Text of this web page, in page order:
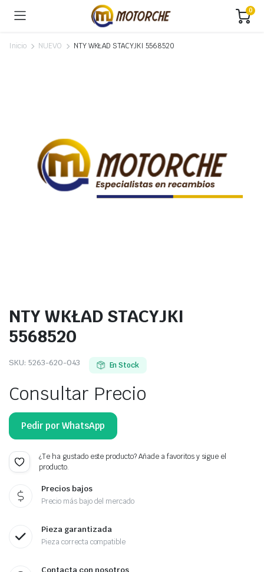
0
Inicio NUEVO NTY WKŁAD STACYJKI 5568520
NTY WKŁAD STACYJKI
5568520
SKU: 5263-620-043 En Stock
Consultar Precio
Pedir por WhatsApp
¿Te ha gustado este producto? Añade a favoritos y sigue el
producto.
Precios bajos
Precio más bajo del mercado
Pieza garantizada
Pieza correcta compatible
Contacta con nosotros